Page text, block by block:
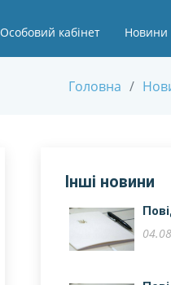
Особовий кабінет Новини
Головна
Інші новини